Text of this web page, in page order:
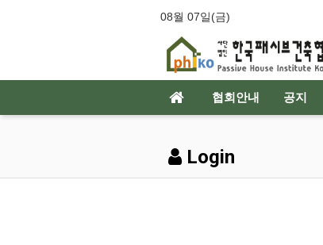
08월 07일(금)
협회안내 공지
Login